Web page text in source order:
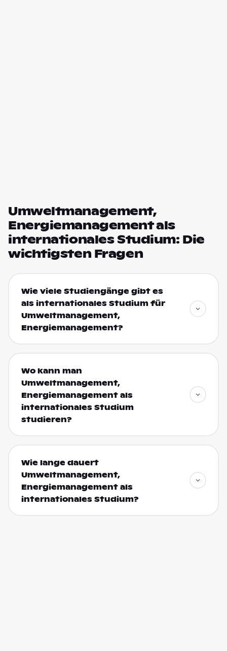
Umweltmanagement,
Energiemanagement als
internationales Studium: Die
wichtigsten Fragen
Wie viele Studiengänge gibt es
als internationales Studium für
Umweltmanagement,
Energiemanagement?
Wo kann man
Umweltmanagement,
Energiemanagement als
internationales Studium
studieren?
Wie lange dauert
Umweltmanagement,
Energiemanagement als
internationales Studium?